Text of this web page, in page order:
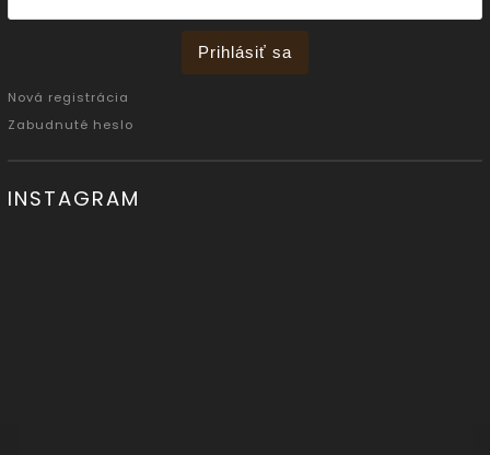
Prihlásiť sa
Nová registrácia
Zabudnuté heslo
INSTAGRAM